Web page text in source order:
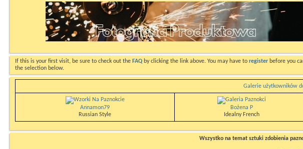
If this is your first visit, be sure to check out the FAQ by clicking the link above. You may have to register before you
the selection below.
Galerie użytkowników
Annamon79
Russian Style
Bożena P
Idealny French
Wszystko na temat sztuki zdobienia